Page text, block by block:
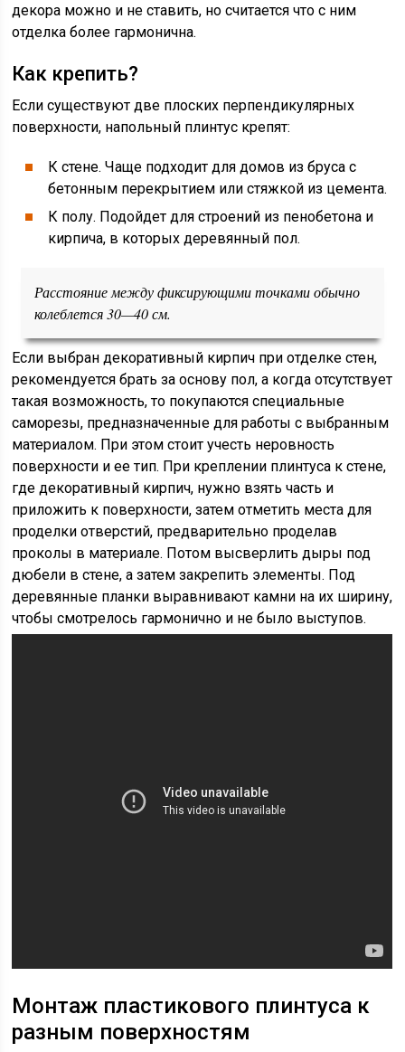
декора можно и не ставить, но считается что с ним
отделка более гармонична.
Как крепить?
Если существуют две плоских перпендикулярных
поверхности, напольный плинтус крепят:
К стене. Чаще подходит для домов из бруса с
бетонным перекрытием или стяжкой из цемента.
К полу. Подойдет для строений из пенобетона и
кирпича, в которых деревянный пол.
Расстояние между фиксирующими точками обычно
колеблется 30—40 см.
Если выбран декоративный кирпич при отделке стен,
рекомендуется брать за основу пол, а когда отсутствует
такая возможность, то покупаются специальные
саморезы, предназначенные для работы с выбранным
материалом. При этом стоит учесть неровность
поверхности и ее тип. При креплении плинтуса к стене,
где декоративный кирпич, нужно взять часть и
приложить к поверхности, затем отметить места для
проделки отверстий, предварительно проделав
проколы в материале. Потом высверлить дыры под
дюбели в стене, а затем закрепить элементы. Под
деревянные планки выравнивают камни на их ширину,
чтобы смотрелось гармонично и не было выступов.
Монтаж пластикового плинтуса к
разным поверхностям